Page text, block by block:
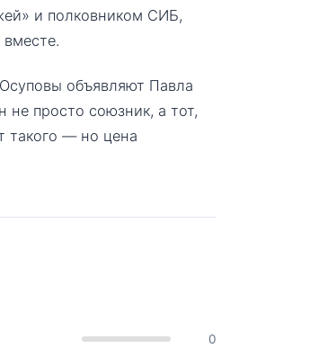
и полковником СИБ,
объявляют Павла
просто союзник, а тот,
такого — но цена
0